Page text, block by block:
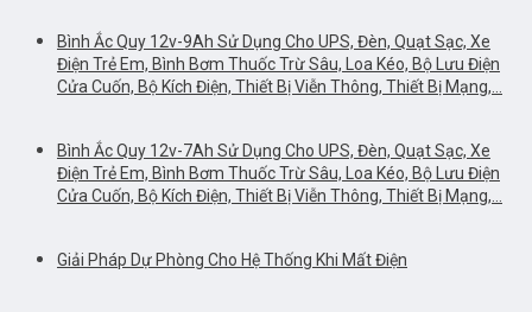
Bình Ắc Quy 12v-9Ah Sử Dụng Cho UPS, Đèn, Quạt Sạc, Xe
Điện Trẻ Em, Bình Bơm Thuốc Trừ Sâu, Loa Kéo, Bộ Lưu Điện
Cửa Cuốn, Bộ Kích Điện, Thiết Bị Viễn Thông, Thiết Bị Mạng,…
Bình Ắc Quy 12v-7Ah Sử Dụng Cho UPS, Đèn, Quạt Sạc, Xe
Điện Trẻ Em, Bình Bơm Thuốc Trừ Sâu, Loa Kéo, Bộ Lưu Điện
Cửa Cuốn, Bộ Kích Điện, Thiết Bị Viễn Thông, Thiết Bị Mạng,…
Giải Pháp Dự Phòng Cho Hệ Thống Khi Mất Điện